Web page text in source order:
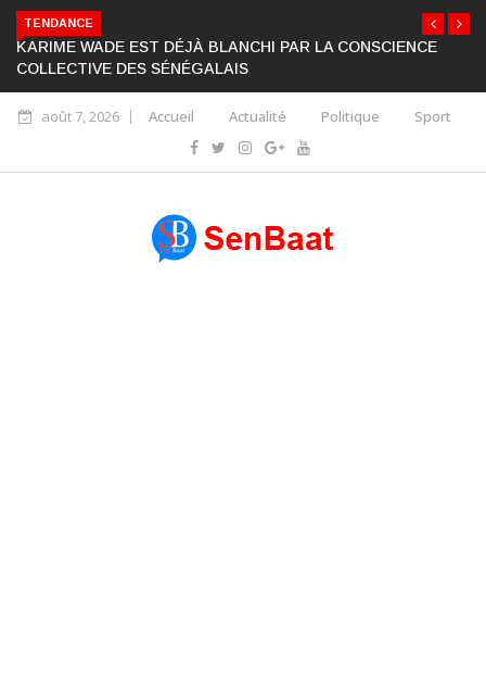
TENDANCE
KARIME WADE EST DÉJÀ BLANCHI PAR LA CONSCIENCE
COLLECTIVE DES SÉNÉGALAIS
août 7, 2026 Accueil Actualité Politique Sport